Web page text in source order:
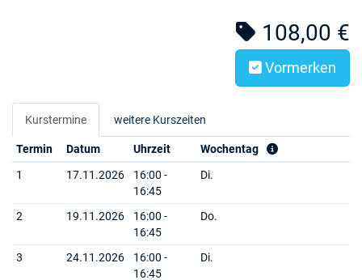
108,00 €
Vormerken
Kurstermine weitere Kurszeiten
Termin Datum Uhrzeit
Wochentag
1
17.11.2026
16:00 -
16:45
Di.
2 19.11.2026
16:00 -
16:45
Do.
3 24.11.2026
16:00 -
16:45
Di.